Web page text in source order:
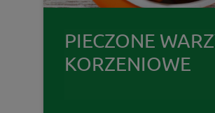
PIECZONE
KORZENIOWE